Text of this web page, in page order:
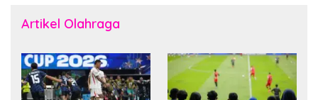
Artikel Olahraga